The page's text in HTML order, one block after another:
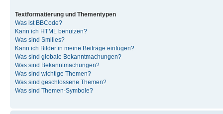
Textformatierung und Thementypen
Was ist BBCode?
Kann ich HTML benutzen?
Was sind Smilies?
Kann ich Bilder in meine Beiträge einfügen?
Was sind globale Bekanntmachungen?
Was sind Bekanntmachungen?
Was sind wichtige Themen?
Was sind geschlossene Themen?
Was sind Themen-Symbole?